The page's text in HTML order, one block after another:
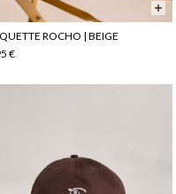
ROCHO | BEIGE
€